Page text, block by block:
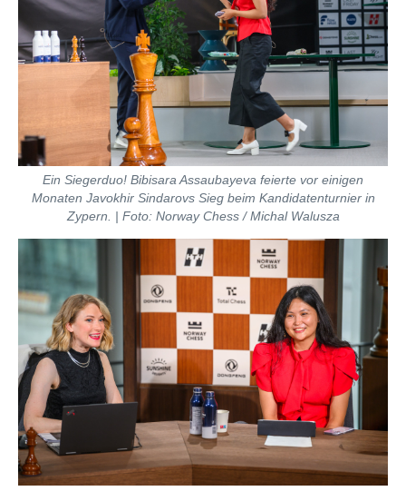
Ein Siegerduo! Bibisara Assaubayeva feierte vor einigen
Monaten Javokhir Sindarovs Sieg beim Kandidatenturnier in
Zypern. | Foto: Norway Chess / Michal Walusza